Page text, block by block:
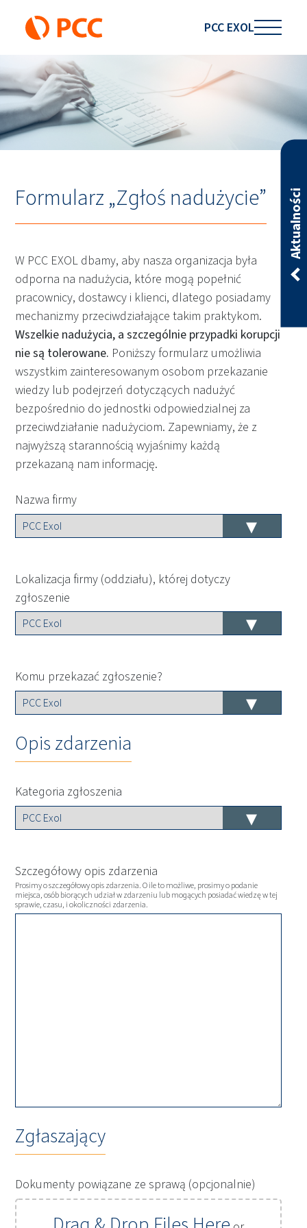
PCC EXOL
Aktualności
Formularz „Zgłoś nadużycie”
W PCC EXOL dbamy, aby nasza organizacja była
odporna na nadużycia, które mogą popełnić
pracownicy, dostawcy i klienci, dlatego posiadamy
mechanizmy przeciwdziałające takim praktykom.
Wszelkie nadużycia, a szczególnie przypadki korupcji
nie są tolerowane. Poniższy formularz umożliwia
wszystkim zainteresowanym osobom przekazanie
wiedzy lub podejrzeń dotyczących nadużyć
bezpośrednio do jednostki odpowiedzialnej za
przeciwdziałanie nadużyciom. Zapewniamy, że z
najwyższą starannością wyjaśnimy każdą
przekazaną nam informację.
Nazwa firmy
Lokalizacja firmy (oddziału), której dotyczy
zgłoszenie
Komu przekazać zgłoszenie?
Opis zdarzenia
Kategoria zgłoszenia
Szczegółowy opis zdarzenia
Prosimy o szczegółowy opis zdarzenia. O ile to możliwe, prosimy o podanie
miejsca, osób biorących udział w zdarzeniu lub mogących posiadać wiedzę w tej
sprawie, czasu, i okoliczności zdarzenia.
Zgłaszający
Dokumenty powiązane ze sprawą (opcjonalnie)